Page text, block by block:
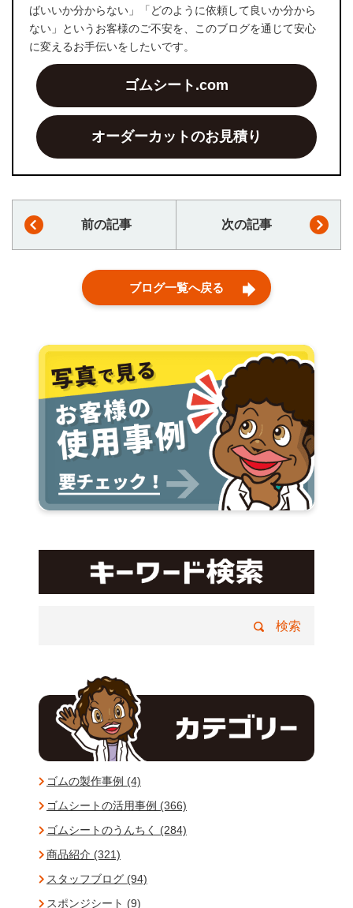
ばいいか分からない」「どのように依頼して良いか分から
ない」というお客様のご不安を、このブログを通じて安心
に変えるお手伝いをしたいです。
ゴムシート.com
オーダーカットのお見積り
前の記事 次の記事
ブログ一覧へ戻る
ゴムの製作事例 (4)
ゴムシートの活用事例 (366)
ゴムシートのうんちく (284)
商品紹介 (321)
スタッフブログ (94)
スポンジシート (9)